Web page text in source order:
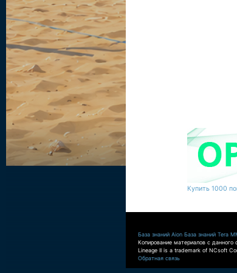
Купить 1000
База знаний Aion База знаний Tera
Копирование материалов с данного
Lineage II is a trademark of NCsoft
Обратная связь